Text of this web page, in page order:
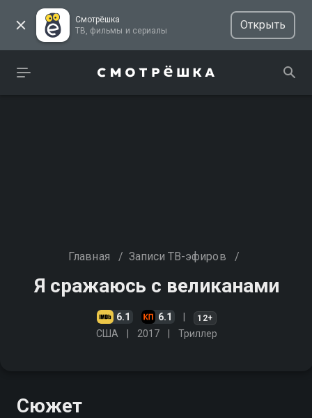
Смотрёшка
ТВ, фильмы и сериалы
Открыть
Главная / Записи ТВ-эфиров /
Я сражаюсь с великанами
6.1 6.1 12+
США 2017 Триллер
Сюжет